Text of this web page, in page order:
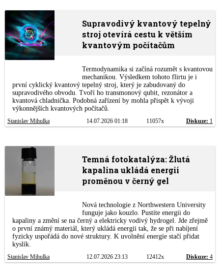
Supravodivý kvantový tepelný
stroj otevírá cestu k větším
kvantovým počítačům
Termodynamika si začíná rozumět s kvantovou
mechanikou. Výsledkem tohoto flirtu je i
první cyklický kvantový tepelný stroj, který je zabudovaný do
supravodivého obvodu. Tvoří ho transmonový qubit, rezonátor a
kvantová chladnička. Podobná zařízení by mohla přispět k vývoji
výkonnějších kvantových počítačů.
Stanislav Mihulka 14.07.2026 01:18 11057x Diskuze: 1
Temná fotokatalýza: Žlutá
kapalina ukládá energii
proměnou v černý gel
Nová technologie z Northwestern University
funguje jako kouzlo. Pustíte energii do
kapaliny a změní se na černý a elektricky vodivý hydrogel. Jde zřejmě
o první známý materiál, který ukládá energii tak, že se při nabíjení
fyzicky uspořádá do nové struktury. K uvolnění energie stačí přidat
kyslík.
Stanislav Mihulka 12.07.2026 23:13 12412x Diskuze: 4